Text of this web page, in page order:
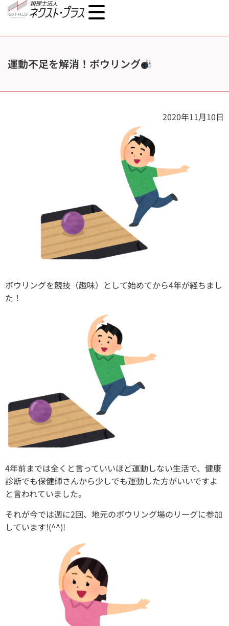
運動不足を解消！ボウリング
2020年11月10日
ボウリングを競技（趣味）として始めてから4年が経ちまし
た！
4年前までは全くと言っていいほど運動しない生活で、健康
診断でも保健師さんから少しでも運動した方がいいですよ
と言われていました。
それが今では週に2回、地元のボウリング場のリーグに参加
しています!(^^)!